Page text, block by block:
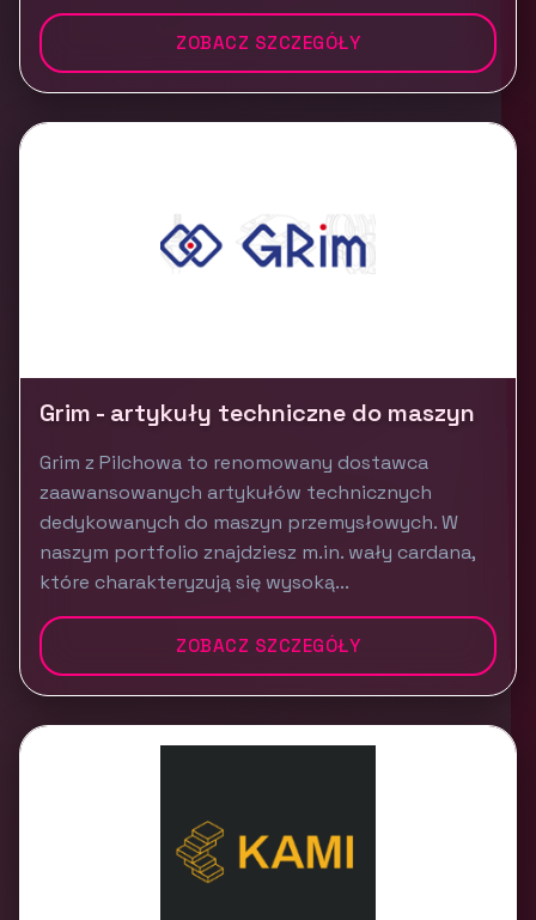
ZOBACZ SZCZEGÓŁY
Grim - artykuły techniczne do maszyn
Grim z Pilchowa to renomowany dostawca
zaawansowanych artykułów technicznych
dedykowanych do maszyn przemysłowych. W
naszym portfolio znajdziesz m.in. wały cardana,
które charakteryzują się wysoką...
ZOBACZ SZCZEGÓŁY